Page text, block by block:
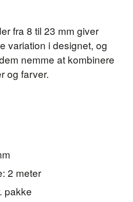
fra 8 til 23 mm giver
variation i designet, og
nemme at kombinere
og farver.
2 meter
pakke